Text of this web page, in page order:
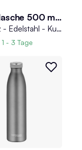
Isolierflasche 500 ml SENATOR
Schwarz - Edelstahl - Kunststoff - 500 ml - mit Trinkbecher
1 - 3 Tage